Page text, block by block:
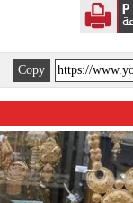
Copy